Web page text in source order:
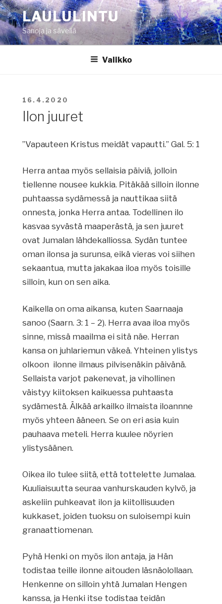
Siirry
sisältöönLAULULINTU
Sanoja ja säveliä
Valikko
JULKAISTU
16.4.2020
Ilon juuret
”Vapauteen Kristus meidät vapautti.” Gal. 5: 1
Herra antaa myös sellaisia päiviä, jolloin
tiellenne nousee kukkia. Pitäkää silloin ilonne
puhtaassa sydämessä ja nauttikaa siitä
onnesta, jonka Herra antaa. Todellinen ilo
kasvaa syvästä maaperästä, ja sen juuret
ovat Jumalan lähdekalliossa. Sydän tuntee
oman ilonsa ja surunsa, eikä vieras voi siihen
sekaantua, mutta jakakaa iloa myös toisille
silloin, kun on sen aika.
Kaikella on oma aikansa, kuten Saarnaaja
sanoo (Saarn. 3: 1 – 2). Herra avaa iloa myös
sinne, missä maailma ei sitä näe. Herran
kansa on juhlariemun väkeä. Yhteinen ylistys
olkoon ilonne ilmaus pilvisenäkin päivänä.
Sellaista varjot pakenevat, ja vihollinen
väistyy kiitoksen kaikuessa puhtaasta
sydämestä. Älkää arkailko ilmaista iloannne
myös yhteen ääneen. Se on eri asia kuin
pauhaava meteli. Herra kuulee nöyrien
ylistysäänen.
Oikea ilo tulee siitä, että tottelette Jumalaa.
Kuuliaisuutta seuraa vanhurskauden kylvö, ja
askeliin puhkeavat ilon ja kiitollisuuden
kukkaset, joiden tuoksu on suloisempi kuin
granaattiomenan.
Pyhä Henki on myös ilon antaja, ja Hän
todistaa teille ilonne aitouden läsnäolollaan.
Henkenne on silloin yhtä Jumalan Hengen
kanssa, ja Henki itse todistaa teidän